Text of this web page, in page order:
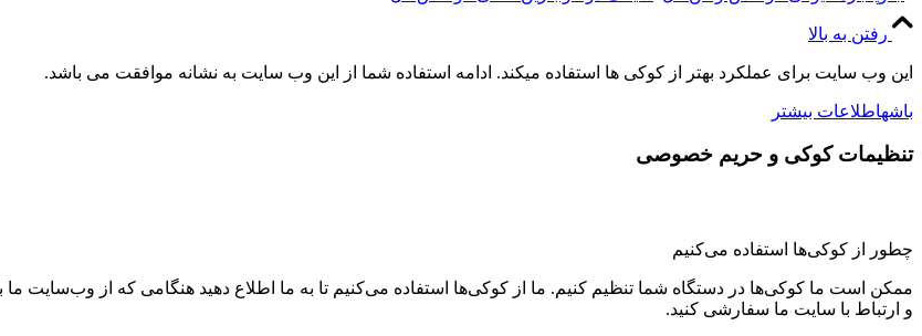
رفتن به بالا
این وب سایت برای عملکرد بهتر از کوکی ها استفاده میکند. ادامه استفاده شما از این وب سایت به نشانه موافقت می باشد.
باشهاطلاعات بیشتر
تنظیمات کوکی و حریم خصوصی
چطور از کوکی‌ها استفاده می‌کنیم
ممکن است ما کوکی‌ها در دستگاه شما تنظیم کنیم. ما از کوکی‌ها استفاده می‌کنیم تا به ما اطلاع دهید هنگامی که از وب‌سایت ما
و ارتباط با سایت ما سفارشی کنید.